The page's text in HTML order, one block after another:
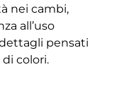
nei cambi,
all’uso
pensati
colori.